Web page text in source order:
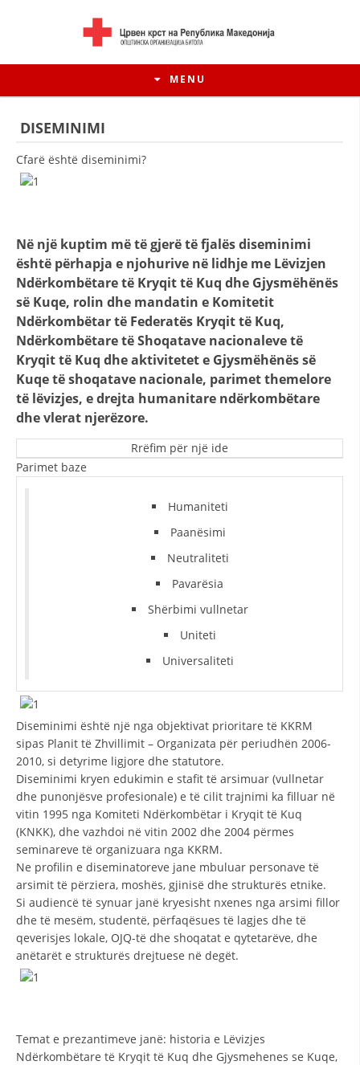
MENU
HISTORIA E LËVIZJES
HISTORIA E KRYQIT TË KUQ
STRUKTURA E ORGANIZATËS
KONTAKT INFORMACIONE
ANËTARËSIMI NË STRUKTURAT PROFESIONALE
DISEMINIMI
PROMOVIMI I VLERAVE HUMANE
PËRDORIMIN DHE MBROJTJEN E STEMËS
SOCIALO-HUMANITARE
SI TË JEPNI DONACIONE
PËRGATITSHMËRI DHE VEPRIM GJATË KATASTROFAVE
EKIPE PËRGJIGJE DISASTER
PROJEKTE
DISEMINIMI
Cfarë është diseminimi?
Në një kuptim më të gjerë të fjalës diseminimi
është përhapja e njohurive në lidhje me Lëvizjen
Ndërkombëtare të Kryqit të Kuq dhe Gjysmëhënës
së Kuqe, rolin dhe mandatin e Komitetit
Ndërkombëtar të Federatës Kryqit të Kuq,
Ndërkombëtare të Shoqatave nacionaleve të
Kryqit të Kuq dhe aktivitetet e Gjysmëhënës së
Kuqe të shoqatave nacionale, parimet themelore
të lëvizjes, e drejta humanitare ndërkombëtare
dhe vlerat njerëzore.
Rrëfim për një ide
Parimet baze
Humaniteti
Paanësimi
Neutraliteti
Pavarësia
Shërbimi vullnetar
Uniteti
Universaliteti
Diseminimi është një nga objektivat prioritare të KKRM
sipas Planit të Zhvillimit – Organizata për periudhën 2006-
2010, si detyrime ligjore dhe statutore.
Diseminimi kryen edukimin e stafit të arsimuar (vullnetar
dhe punonjësve profesionale) e të cilit trajnimi ka filluar në
vitin 1995 nga Komiteti Ndërkombëtar i Kryqit të Kuq
(KNKK), dhe vazhdoi në vitin 2002 dhe 2004 përmes
seminareve të organizuara nga KKRM.
Ne profilin e diseminatoreve jane mbuluar personave të
arsimit të përziera, moshës, gjinisë dhe strukturës etnike.
Si audiencë të synuar janë kryesisht nxenes nga arsimi fillor
dhe të mesëm, studentë, përfaqësues të lagjes dhe të
qeverisjes lokale, OJQ-të dhe shoqatat e qytetarëve, dhe
anëtarët e strukturës drejtuese në degët.
Temat e prezantimeve janë: historia e Lëvizjes
Ndërkombëtare të Kryqit të Kuq dhe Gjysmehenes se Kuqe,